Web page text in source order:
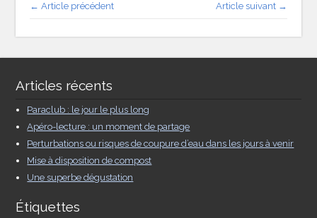
← Article précédent Article suivant →
Articles récents
Paraclub : le jour le plus long
Apéro-lecture : un moment de partage
Perturbations ou risques de coupure d’eau dans les jours à venir
Mise à disposition de compost
Une superbe dégustation
Étiquettes